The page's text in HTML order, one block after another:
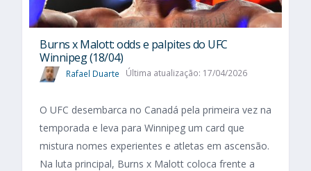
Burns x Malott: odds e palpites do UFC
Winnipeg (18/04)
Rafael Duarte Última atualização: 17/04/2026
O UFC desembarca no Canadá pela primeira vez na
temporada e leva para Winnipeg um card que
mistura nomes experientes e atletas em ascensão.
Na luta principal, Burns x Malott coloca frente a